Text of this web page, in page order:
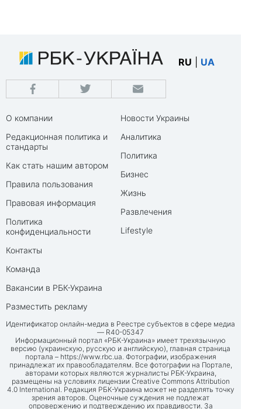
RU UA
О компании
Редакционная политика и
стандарты
Как стать нашим автором
Правила пользования
Правовая информация
Политика
конфиденциальности
Контакты
Команда
Вакансии в РБК-Украина
Разместить рекламу
Новости Украины
Аналитика
Политика
Бизнес
Жизнь
Развлечения
Lifestyle
Идентификатор онлайн-медиа в Реестре субъектов в сфере медиа
— R40-05347
Информационный портал «РБК-Украина» имеет трехязычную
версию (украинскую, русскую и английскую), главная страница
портала – https://www.rbc.ua. Фотографии, изображения
принадлежат их правообладателям. Все фотографии на Портале,
авторами которых являются журналисты РБК-Украина,
размещены на условиях лицензии Creative Commons Attribution
4.0 International. Редакция РБК-Украина может не разделять точку
зрения авторов. Оценочные суждения не подлежат
опровержению и подтверждению их правдивости. За